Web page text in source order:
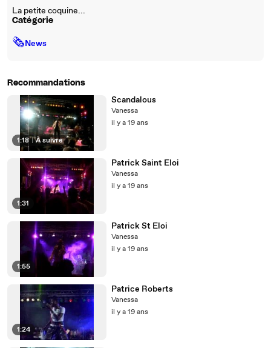
La petite coquine...
Catégorie
🗞News
Recommandations
1:18 | À suivre
Scandalous
Vanessa
il y a 19 ans
1:31
Patrick Saint Eloi
Vanessa
il y a 19 ans
1:55
Patrick St Eloi
Vanessa
il y a 19 ans
1:24
Patrice Roberts
Vanessa
il y a 19 ans